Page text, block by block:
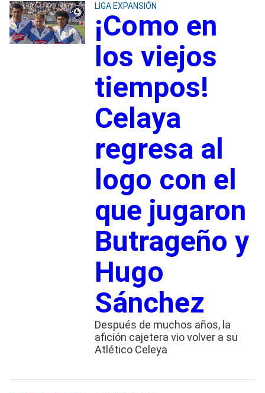
LIGA EXPANSIÓN
¡Como en
los viejos
tiempos!
Celaya
regresa al
logo con el
que jugaron
Butrageño y
Hugo
Sánchez
Después de muchos años, la
afición cajetera vio volver a su
Atlético Celeya